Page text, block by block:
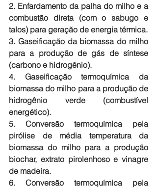
2. Enfardamento da palha do milho e a
combustão direta (com o sabugo e
talos) para geração de energia térmica.
3. Gaseificação da biomassa do milho
para a produção de gás de síntese
(carbono e hidrogênio).
4. Gaseificação termoquímica da
biomassa do milho para a produção de
hidrogênio verde (combustível
energético).
5. Conversão termoquímica pela
pirólise de média temperatura da
biomassa do milho para a produção
biochar, extrato pirolenhoso e vinagre
de madeira.
6. Conversão termoquímica pela